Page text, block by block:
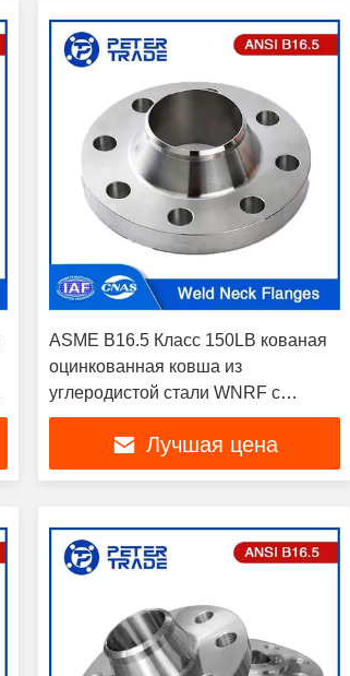
ASME B16.5 Класс 150LB кованая
оцинкованная ковша из
углеродистой стали WNRF с
поднятой линией 1/2' до 24' для
трубопроводовЛучшая цена